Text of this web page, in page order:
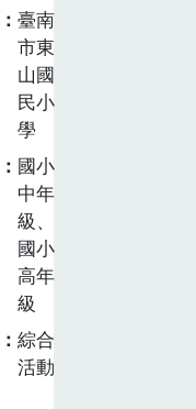
臺南
市東
山國
民小
學
國小
中年
級、
國小
高年
級
綜合
活動